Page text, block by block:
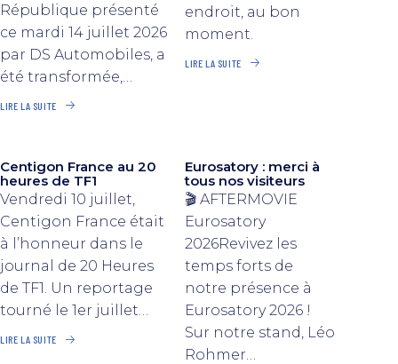
République présenté
ce mardi 14 juillet 2026
par DS Automobiles, a
été transformée,…
LIRE LA SUITE
endroit, au bon
moment.
LIRE LA SUITE
Centigon France au 20
heures de TF1
Vendredi 10 juillet,
Centigon France était
à l’honneur dans le
journal de 20 Heures
de TF1. Un reportage
tourné le 1er juillet…
LIRE LA SUITE
Eurosatory : merci à
tous nos visiteurs
🎬 AFTERMOVIE
Eurosatory
2026Revivez les
temps forts de
notre présence à
Eurosatory 2026 !
Sur notre stand, Léo
Rohmer…